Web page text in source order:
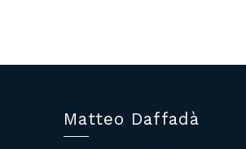
Matteo Daffadà